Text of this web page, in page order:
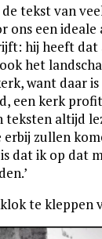
tekst van
ons een
hij heeft
het
want daar
een kerk
teksten altijd
erbij zullen
dat ik op dat
te kleppen